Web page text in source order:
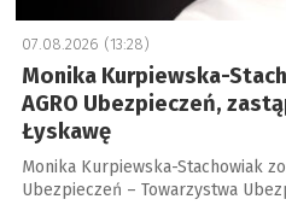
07.08.2026 (13:28)
Monika Kurpiewska-
AGRO Ubezpieczeń,
Łyskawę
Monika Kurpiewska-Stachowiak
Ubezpieczeń – Towarzystwa